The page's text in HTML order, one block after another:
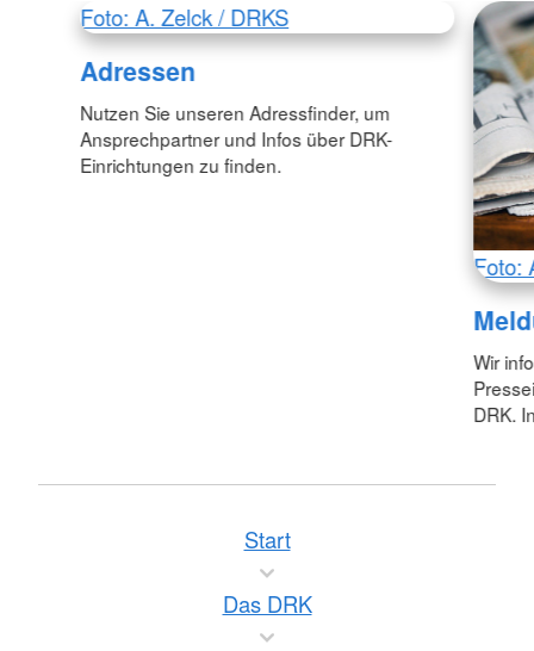
Foto: A. Zelck / DRKS
Adressen
Nutzen Sie unseren Adressfinder, um
Ansprechpartner und Infos über DRK-
Einrichtungen zu finden.
Foto:
Wir
DRK.
Start
Das DRK